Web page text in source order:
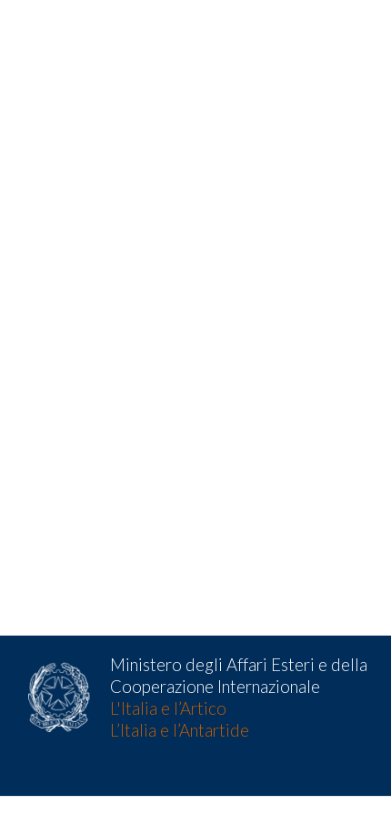
Ministero degli Affari Esteri e della
Cooperazione Internazionale
L'Italia e l’Artico
L’Italia e l’Antartide